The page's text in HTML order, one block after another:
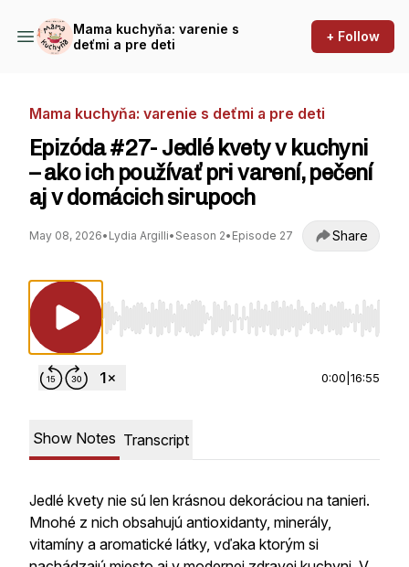
Mama kuchyňa: varenie s
deťmi a pre deti
+ Follow
Mama kuchyňa: varenie s deťmi a pre deti
Epizóda #27- Jedlé kvety v kuchyni
– ako ich používať pri varení, pečení
aj v domácich sirupoch
May 08, 2026• Lydia Argilli• Season 2• Episode 27 Share
Use Left/Right to seek, Home/End to jump
0:00 16:55
Show Notes Transcript
Jedlé kvety nie sú len krásnou dekoráciou na tanieri.
Mnohé z nich obsahujú antioxidanty, minerály,
vitamíny a aromatické látky, vďaka ktorým si